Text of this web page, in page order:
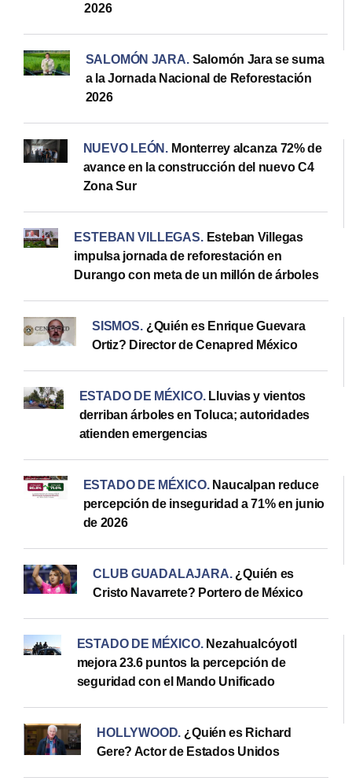
2026
SALOMÓN JARA. Salomón Jara se suma
a la Jornada Nacional de Reforestación
2026
NUEVO LEÓN . Monterrey alcanza 72% de
avance en la construcción del nuevo C4
Zona Sur
ESTEBAN VILLEGAS. Esteban Villegas
impulsa jornada de reforestación en
Durango con meta de un millón de árboles
SISMOS. ¿Quién es Enrique Guevara
Ortiz? Director de Cenapred México
ESTADO DE MÉXICO. Lluvias y vientos
derriban árboles en Toluca; autoridades
atienden emergencias
ESTADO DE MÉXICO. Naucalpan reduce
percepción de inseguridad a 71% en junio
de 2026
CLUB GUADALAJARA. ¿Quién es
Cristo Navarrete? Portero de México
ESTADO DE MÉXICO. Nezahualcóyotl
mejora 23.6 puntos la percepción de
seguridad con el Mando Unificado
HOLLYWOOD. ¿Quién es Richard
Gere? Actor de Estados Unidos